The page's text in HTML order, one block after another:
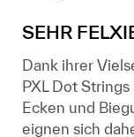
SEHR
Dank ihrer
PXL Dot
Ecken und
eignen sich